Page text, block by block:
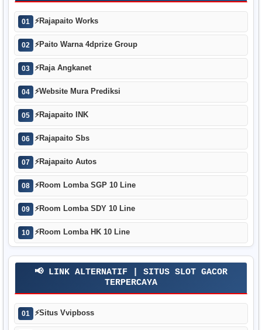
01 ⚡Rajapaito Works
02 ⚡Paito Warna 4dprize Group
03 ⚡Raja Angkanet
04 ⚡Website Mura Prediksi
05 ⚡Rajapaito INK
06 ⚡Rajapaito Sbs
07 ⚡Rajapaito Autos
08 ⚡Room Lomba SGP 10 Line
09 ⚡Room Lomba SDY 10 Line
10 ⚡Room Lomba HK 10 Line
📢 LINK ALTERNATIF | SITUS SLOT GACOR
TERPERCAYA
01 ⚡Situs Vvipboss